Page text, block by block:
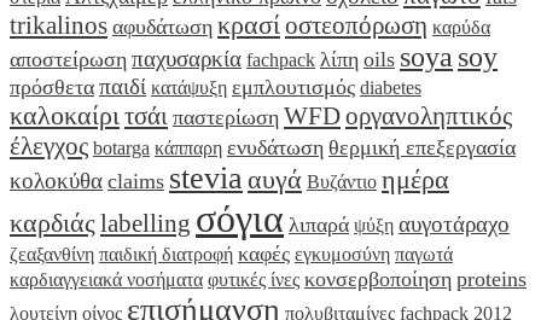
trikalinos αφυδάτωση κρασίοστεοπόρωση καρύδα
αποστείρωση παχυσαρκία fachpack λίπη oils soya soy
πρόσθετα παιδί κατάψυξη εμπλουτισμός diabetes
καλοκαίριτσάι παστερίωση WFDοργανοληπτικός
έλεγχος botarga κάππαρη ενυδάτωση θερμική επεξεργασία
κολοκύθα claims stevia αυγά Βυζάντιο ημέρα
καρδιάς labelling σόγια λιπαρά ψύξη αυγοτάραχο
ζεαξανθίνη παιδική διατροφή καφές εγκυμοσύνη παγωτά
καρδιαγγειακά νοσήματα φυτικές ίνες κονσερβοποίηση proteins
λουτείνη οίνος επισήμανση πολυβιταμίνες fachpack 2012